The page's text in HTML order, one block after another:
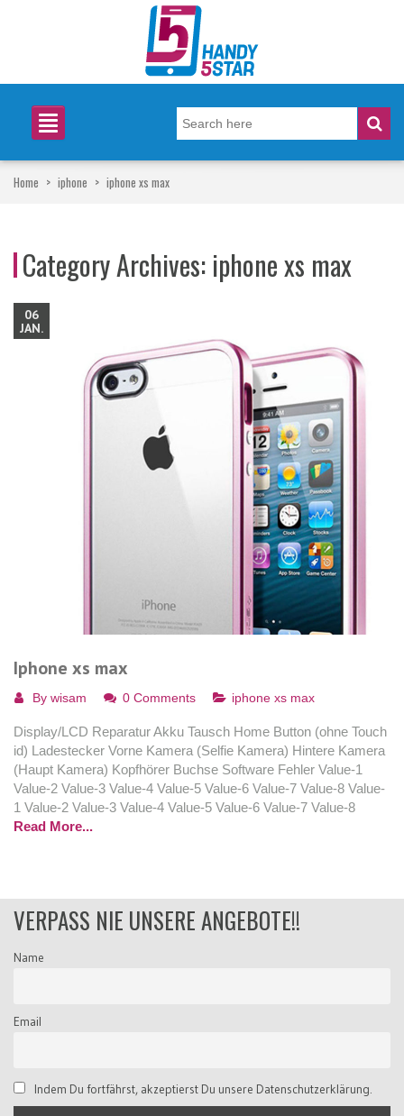
Home > iphone > iphone xs max
Category Archives: iphone xs max
06
JAN.
Iphone xs max
By wisam 0 Comments iphone xs max
Display/LCD Reparatur Akku Tausch Home Button (ohne Touch
id) Ladestecker Vorne Kamera (Selfie Kamera) Hintere Kamera
(Haupt Kamera) Kopfhörer Buchse Software Fehler Value-1
Value-2 Value-3 Value-4 Value-5 Value-6 Value-7 Value-8 Value-
1 Value-2 Value-3 Value-4 Value-5 Value-6 Value-7 Value-8
Read More...
VERPASS NIE UNSERE ANGEBOTE!!
Name
Email
Indem Du fortfährst, akzeptierst Du unsere Datenschutzerklärung.